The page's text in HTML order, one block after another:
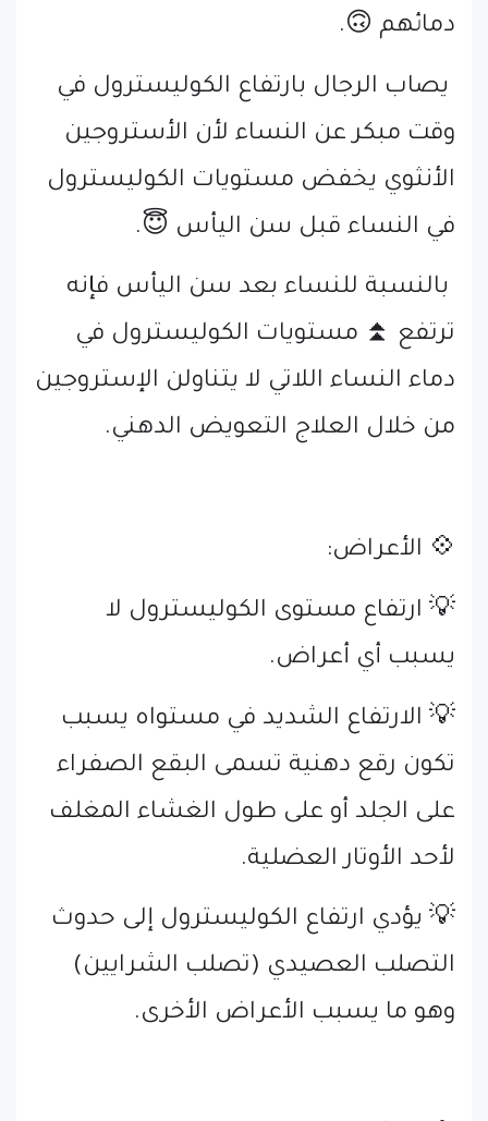
دمائهم 🙃.
يصاب الرجال بارتفاع الكوليسترول في
وقت مبكر عن النساء لأن الأستروجين
الأنثوي يخفض مستويات الكوليسترول
في النساء قبل سن اليأس 😇.
بالنسبة للنساء بعد سن اليأس فإنه
ترتفع ⏫ مستويات الكوليسترول في
دماء النساء اللاتي لا يتناولن الإستروجين
من خلال العلاج التعويض الدهني.
💠 الأعراض:
💡 ارتفاع مستوى الكوليسترول لا
يسبب أي أعراض.
💡 الارتفاع الشديد في مستواه يسبب
تكون رقع دهنية تسمى البقع الصفراء
على الجلد أو على طول الغشاء المغلف
لأحد الأوتار العضلية.
💡 يؤدي ارتفاع الكوليسترول إلى حدوث
التصلب العصيدي (تصلب الشرايين)
وهو ما يسبب الأعراض الأخرى.